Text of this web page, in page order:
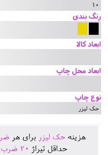
10
رنگ بندی
ابعاد کالا
ابعاد محل چاپ
نوع چاپ
حک لیزر
هزينه حک لیزر برای هر
حداقل تيراژ 20 ضرب